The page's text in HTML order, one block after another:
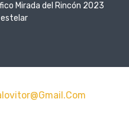
Mirada del Rincón 2023